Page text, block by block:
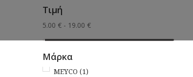
Τιμή
5.00 € - 19.00 €
Μάρκα
MEYCO (1)